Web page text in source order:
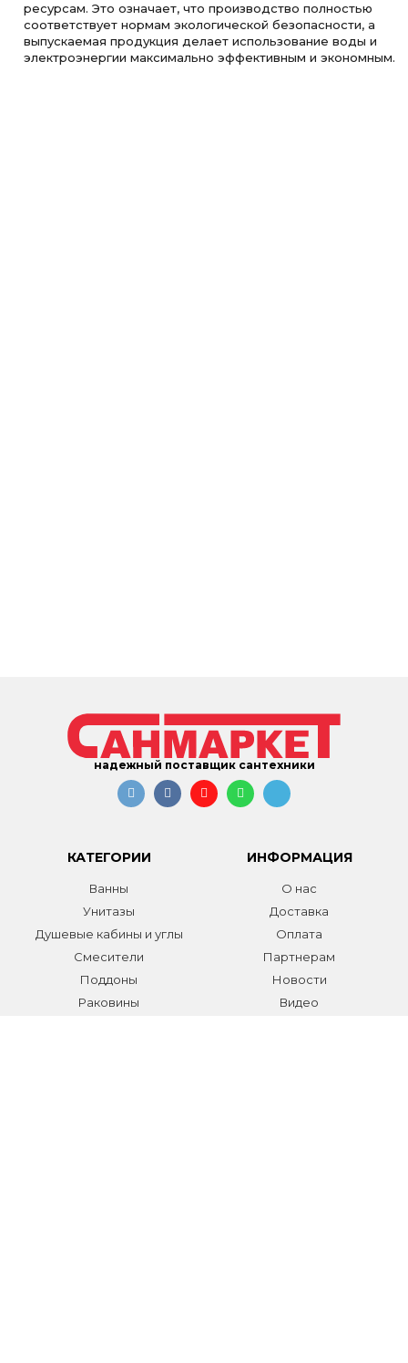
ресурсам. Это означает, что производство полностью
соответствует нормам экологической безопасности, а
выпускаемая продукция делает использование воды и
электроэнергии максимально эффективным и экономным.
надежный поставщик сантехники
КАТЕГОРИИ
Ванны
Унитазы
Душевые кабины и углы
Смесители
Поддоны
Раковины
ИНФОРМАЦИЯ
О нас
Доставка
Оплата
Партнерам
Новости
Видео